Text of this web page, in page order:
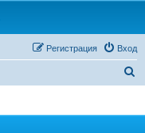
Вход
Регистрация